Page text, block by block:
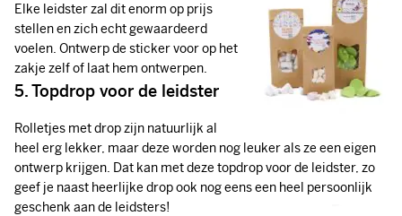
Elke leidster zal dit enorm op prijs
stellen en zich echt gewaardeerd
voelen. Ontwerp de sticker voor op het
zakje zelf of laat hem ontwerpen.
5. Topdrop voor de leidster
Rolletjes met drop zijn natuurlijk al
heel erg lekker, maar deze worden nog leuker als ze een eigen
ontwerp krijgen. Dat kan met deze topdrop voor de leidster, zo
geef je naast heerlijke drop ook nog eens een heel persoonlijk
geschenk aan de leidsters!